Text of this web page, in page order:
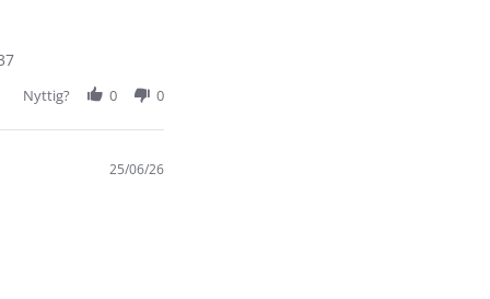
Nyttig? 0 0
25/06/26